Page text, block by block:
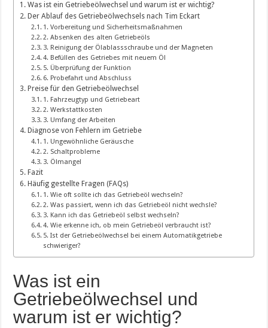
Was ist ein Getriebeölwechsel und warum ist er wichtig?
Der Ablauf des Getriebeölwechsels nach Tim Eckart
1. Vorbereitung und Sicherheitsmaßnahmen
2. Absenken des alten Getriebeöls
3. Reinigung der Ölablassschraube und der Magneten
4. Befüllen des Getriebes mit neuem Öl
5. Überprüfung der Funktion
6. Probefahrt und Abschluss
Preise für den Getriebeölwechsel
1. Fahrzeugtyp und Getriebeart
2. Werkstattkosten
3. Umfang der Arbeiten
Diagnose von Fehlern im Getriebe
1. Ungewöhnliche Geräusche
2. Schaltprobleme
3. Ölmangel
Fazit
Häufig gestellte Fragen (FAQs)
1. Wie oft sollte ich das Getriebeöl wechseln?
2. Was passiert, wenn ich das Getriebeöl nicht wechsle?
3. Kann ich das Getriebeöl selbst wechseln?
4. Wie erkenne ich, ob mein Getriebeöl verbraucht ist?
5. Ist der Getriebeölwechsel bei einem Automatikgetriebe
schwieriger?
Was ist ein
Getriebeölwechsel und
warum ist er wichtig?